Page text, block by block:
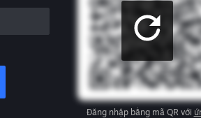
Đăng nhập bằng mã QR với